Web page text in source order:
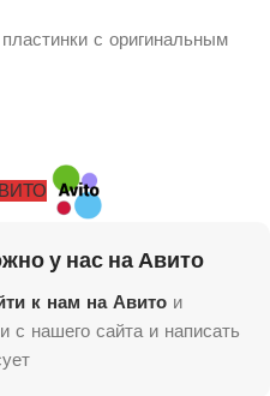
с оригинальным
у нас на Авито
к нам на Авито и
с нашего сайта и написать